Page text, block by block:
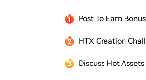
Post To Earn Bonus